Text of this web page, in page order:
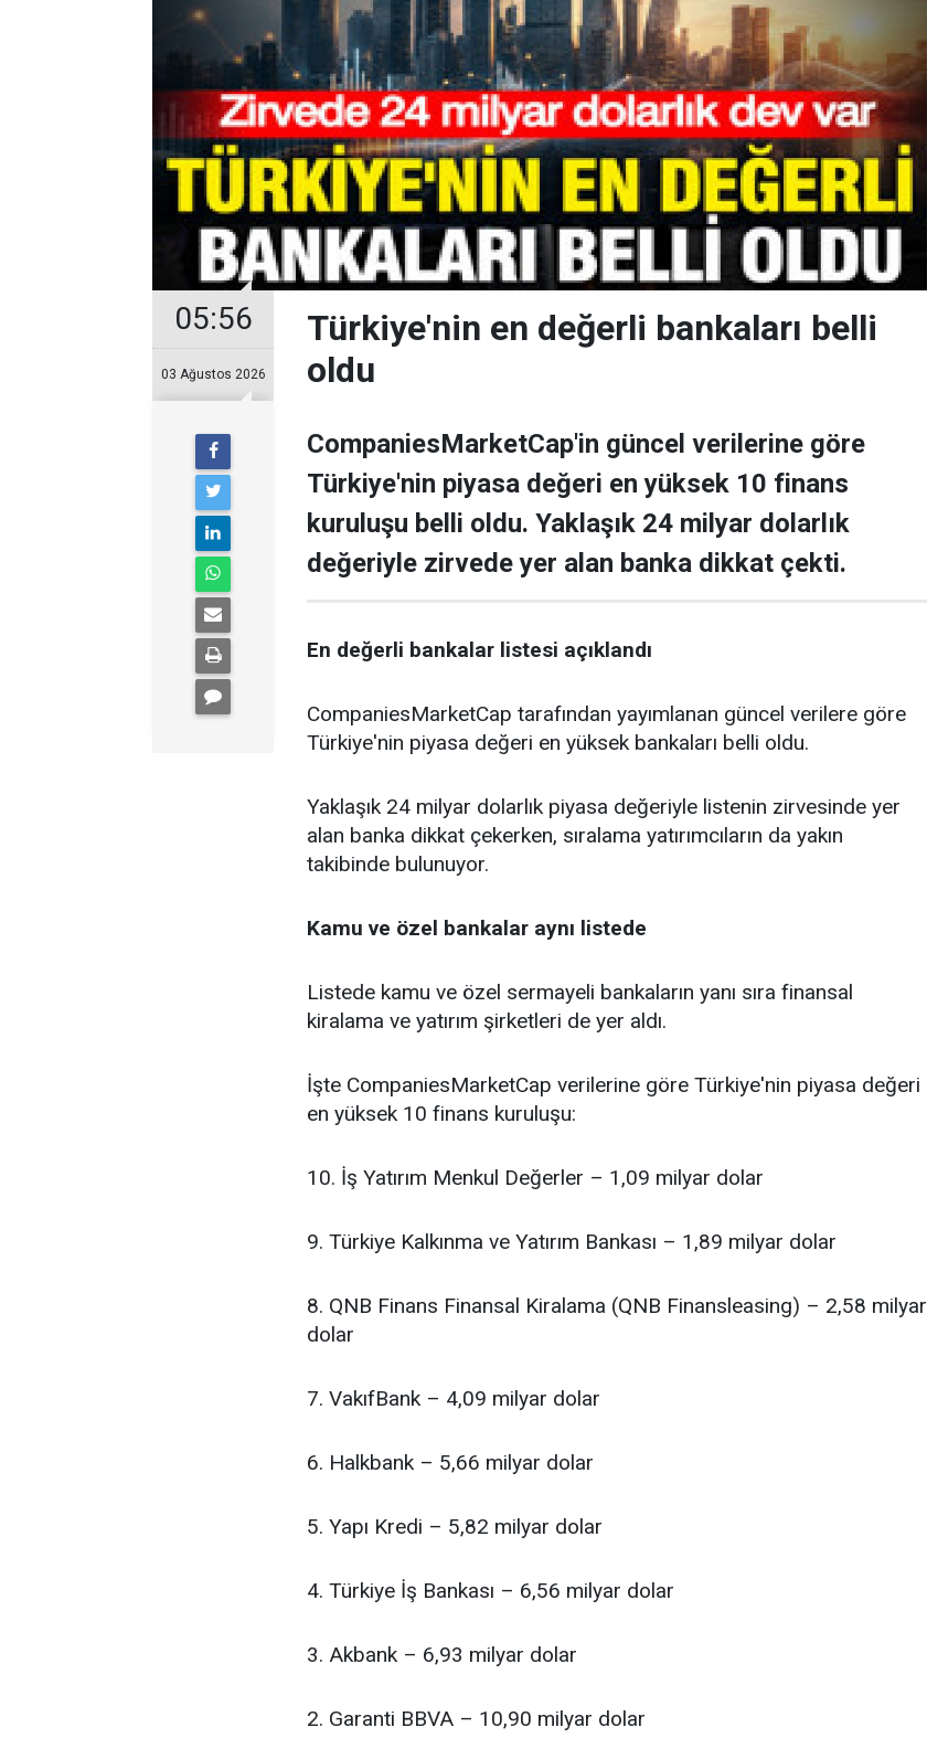
05:56
03 Ağustos 2026
Türkiye'nin en değerli bankaları belli
oldu
CompaniesMarketCap'in güncel verilerine göre
Türkiye'nin piyasa değeri en yüksek 10 finans
kuruluşu belli oldu. Yaklaşık 24 milyar dolarlık
değeriyle zirvede yer alan banka dikkat çekti.
En değerli bankalar listesi açıklandı
CompaniesMarketCap tarafından yayımlanan güncel verilere göre
Türkiye'nin piyasa değeri en yüksek bankaları belli oldu.
Yaklaşık 24 milyar dolarlık piyasa değeriyle listenin zirvesinde yer
alan banka dikkat çekerken, sıralama yatırımcıların da yakın
takibinde bulunuyor.
Kamu ve özel bankalar aynı listede
Listede kamu ve özel sermayeli bankaların yanı sıra finansal
kiralama ve yatırım şirketleri de yer aldı.
İşte CompaniesMarketCap verilerine göre Türkiye'nin piyasa değeri
en yüksek 10 finans kuruluşu:
10. İş Yatırım Menkul Değerler – 1,09 milyar dolar
9. Türkiye Kalkınma ve Yatırım Bankası – 1,89 milyar dolar
8. QNB Finans Finansal Kiralama (QNB Finansleasing) – 2,58 milyar
dolar
7. VakıfBank – 4,09 milyar dolar
6. Halkbank – 5,66 milyar dolar
5. Yapı Kredi – 5,82 milyar dolar
4. Türkiye İş Bankası – 6,56 milyar dolar
3. Akbank – 6,93 milyar dolar
2. Garanti BBVA – 10,90 milyar dolar